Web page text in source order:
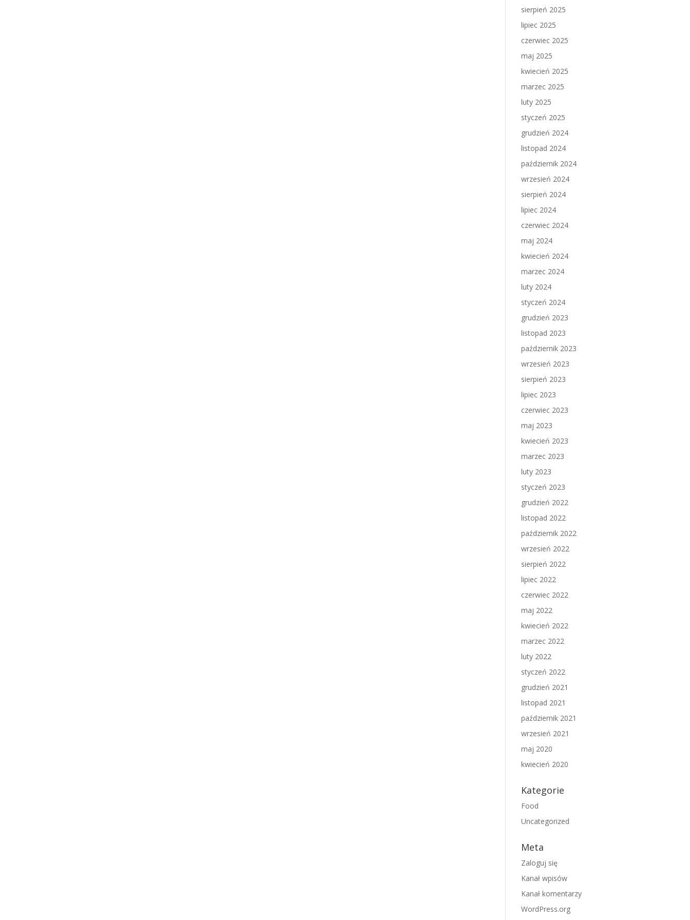
sierpień 2025
lipiec 2025
czerwiec 2025
maj 2025
kwiecień 2025
marzec 2025
luty 2025
styczeń 2025
grudzień 2024
listopad 2024
październik 2024
wrzesień 2024
sierpień 2024
lipiec 2024
czerwiec 2024
maj 2024
kwiecień 2024
marzec 2024
luty 2024
styczeń 2024
grudzień 2023
listopad 2023
październik 2023
wrzesień 2023
sierpień 2023
lipiec 2023
czerwiec 2023
maj 2023
kwiecień 2023
marzec 2023
luty 2023
styczeń 2023
grudzień 2022
listopad 2022
październik 2022
wrzesień 2022
sierpień 2022
lipiec 2022
czerwiec 2022
maj 2022
kwiecień 2022
marzec 2022
luty 2022
styczeń 2022
grudzień 2021
listopad 2021
październik 2021
wrzesień 2021
maj 2020
kwiecień 2020
Kategorie
Food
Uncategorized
Meta
Zaloguj się
Kanał wpisów
Kanał komentarzy
WordPress.org